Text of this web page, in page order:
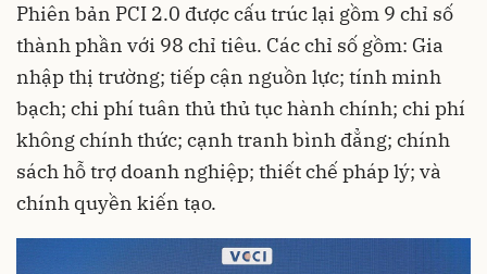
Phiên bản PCI 2.0 được cấu trúc lại gồm 9 chỉ số
thành phần với 98 chỉ tiêu. Các chỉ số gồm: Gia
nhập thị trường; tiếp cận nguồn lực; tính minh
bạch; chi phí tuân thủ thủ tục hành chính; chi phí
không chính thức; cạnh tranh bình đẳng; chính
sách hỗ trợ doanh nghiệp; thiết chế pháp lý; và
chính quyền kiến tạo.